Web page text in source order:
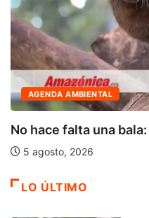
AGENDA AMBIENTAL
No hace falta una
5 agosto, 2026
LO ÚLTIMO